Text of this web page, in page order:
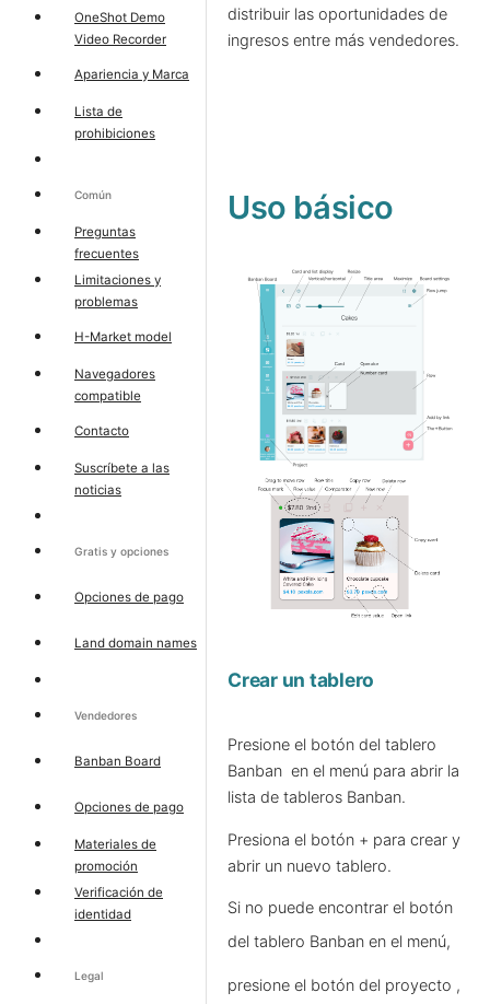
OneShot Demo
Video Recorder
Apariencia y Marca
Lista de
prohibiciones
Común
Preguntas
frecuentes
Limitaciones y
problemas
H-Market model
Navegadores
compatible
Contacto
Suscríbete a las
noticias
Gratis y opciones
Opciones de pago
Land domain names
Vendedores
Banban Board
Opciones de pago
Materiales de
promoción
Verificación de
identidad
Legal
distribuir las oportunidades de
ingresos entre más vendedores.
Uso básico
Crear un tablero
Presione el botón del tablero
Banban en el menú para abrir la
lista de tableros Banban.
Presiona el botón + para crear y
abrir un nuevo tablero.
Si no puede encontrar el botón
del tablero Banbanen el menú,
presione el botón del proyecto ,